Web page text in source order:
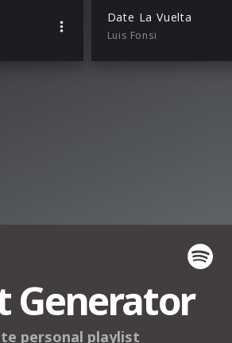
Date La Vuelta
Luis Fonsi